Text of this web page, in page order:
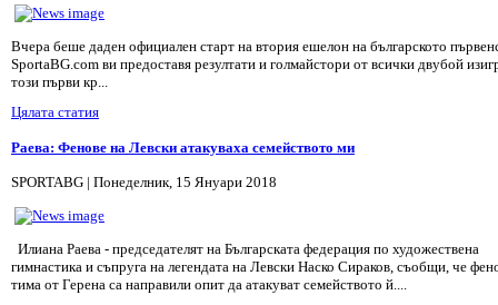
Вчера беше даден официален старт на втория ешелон на българското
SportaBG.com ви предоставя резултати и голмайстори от всички двубой
този първи кр...
Цялата статия
Раева: Фенове на Левски атакуваха семейството ми
SPORTABG | Понеделник, 15 Януари 2018
Илиана Раева - председателят на Българската федерация по художествена
гимнастика и съпруга на легендата на Левски Наско Сираков, съобщи, че
тима от Герена са направили опит да атакуват семейството й....